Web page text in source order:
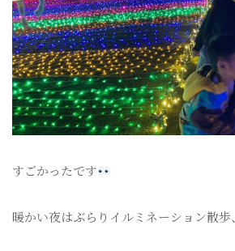
すごかったです
暖かい夜はぶらりイルミネーション散歩